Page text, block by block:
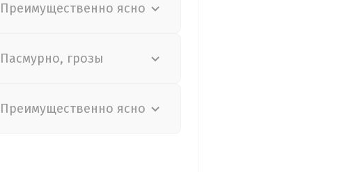
Преимущественно ясно
Пасмурно, грозы
Преимущественно ясно